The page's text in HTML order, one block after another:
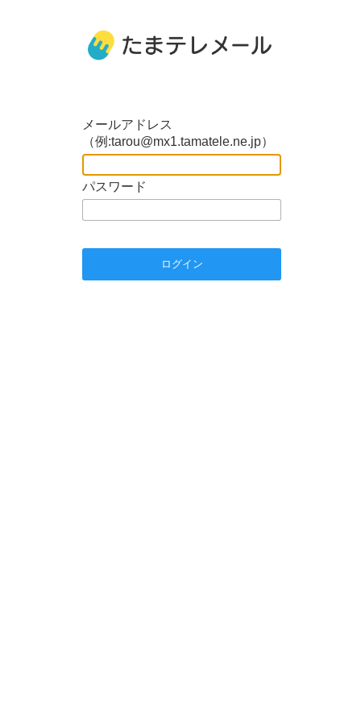
メールアドレス
（例:tarou@mx1.tamatele.ne.jp）
パスワード